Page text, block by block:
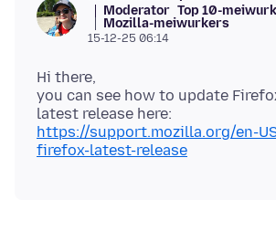
Moderator Top 10-
Mozilla-meiwurkers
15-12-25 06:14
Hi there,
you can see how to update
latest release here:
https://support.mozilla.org/en-
firefox-latest-release